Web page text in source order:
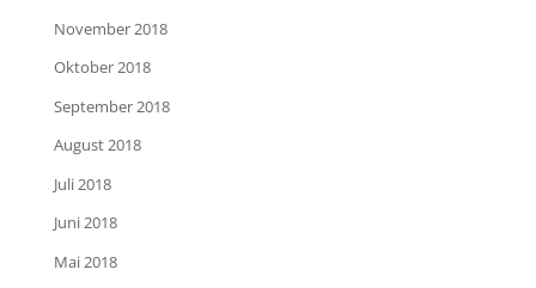
November 2018
Oktober 2018
September 2018
August 2018
Juli 2018
Juni 2018
Mai 2018